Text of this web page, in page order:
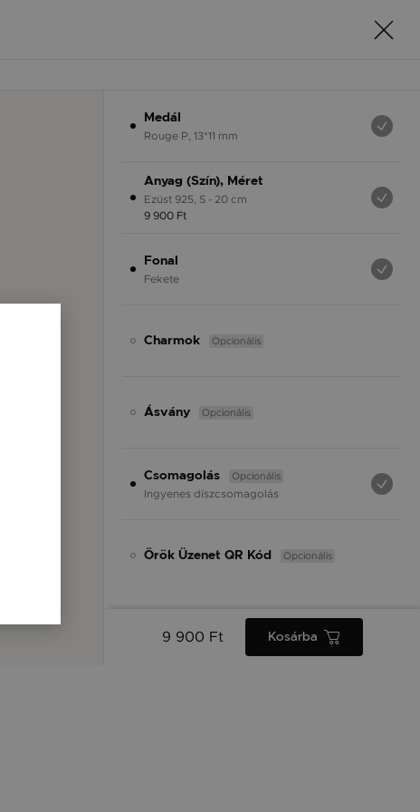
Medál
Rouge P, 13*11 mm
Anyag (Szín), Méret
Ezüst 925, S - 20 cm
9 900 Ft
Fonal
Fekete
Charmok Opcionális
Ásvány Opcionális
Csomagolás Opcionális
Ingyenes díszcsomagolás
Örök Üzenet QR Kód Opcionális
9 900 Ft Kosárba